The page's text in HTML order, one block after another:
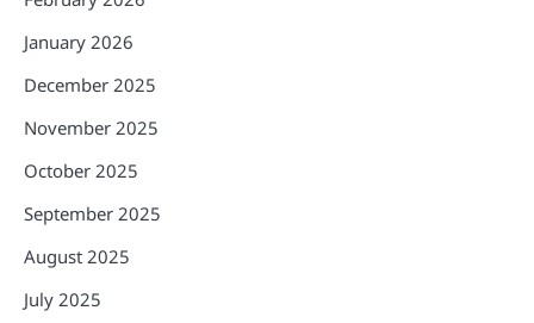
January 2026
December 2025
November 2025
October 2025
September 2025
August 2025
July 2025